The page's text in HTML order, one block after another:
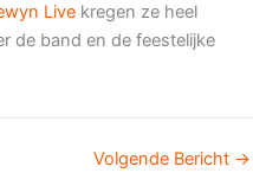
Live kregen ze heel
de band en de feestelijke
Volgende Bericht →